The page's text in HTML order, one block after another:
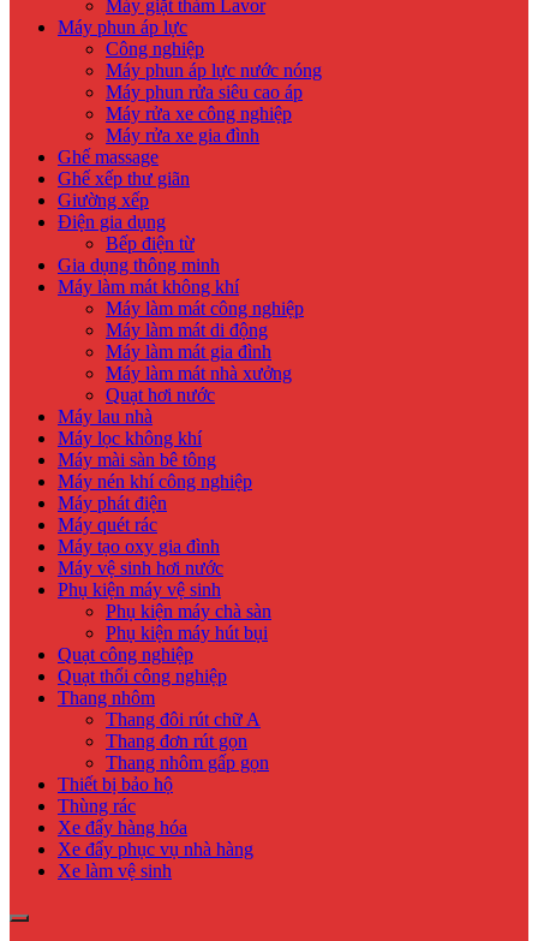
Máy giặt thảm Lavor
Máy phun áp lực
Công nghiệp
Máy phun áp lực nước nóng
Máy phun rửa siêu cao áp
Máy rửa xe công nghiệp
Máy rửa xe gia đình
Ghế massage
Ghế xếp thư giãn
Giường xếp
Điện gia dụng
Bếp điện từ
Gia dụng thông minh
Máy làm mát không khí
Máy làm mát công nghiệp
Máy làm mát di động
Máy làm mát gia đình
Máy làm mát nhà xưởng
Quạt hơi nước
Máy lau nhà
Máy lọc không khí
Máy mài sàn bê tông
Máy nén khí công nghiệp
Máy phát điện
Máy quét rác
Máy tạo oxy gia đình
Máy vệ sinh hơi nước
Phụ kiện máy vệ sinh
Phụ kiện máy chà sàn
Phụ kiện máy hút bụi
Quạt công nghiệp
Quạt thổi công nghiệp
Thang nhôm
Thang đôi rút chữ A
Thang đơn rút gọn
Thang nhôm gấp gọn
Thiết bị bảo hộ
Thùng rác
Xe đẩy hàng hóa
Xe đẩy phục vụ nhà hàng
Xe làm vệ sinh